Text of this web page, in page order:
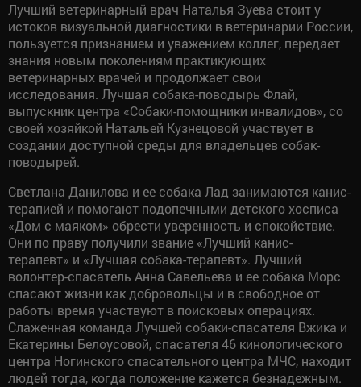
Лучший ветеринарный врач Наталья Зуева стоит у
истоков визуальной диагностики в ветеринарии России,
пользуется признанием и уважением коллег, передает
знания новым поколениям практикующих
ветеринарных врачей и продолжает свои
исследования. Лучшая собака-поводырь Флай,
выпускник центра «Собаки-помощники инвалидов», со
своей хозяйкой Натальей Кузнецовой участвует в
создании доступной среды для владельцев собак-
поводырей.
Светлана Данилова и ее собака Лад занимаются канис-
терапией и помогают подопечными детского хосписа
«Дом с маяком» обрести уверенность и спокойствие.
Они по праву получили звание «Лучший канис-
терапевт» и «Лучшая собака-терапевт». Лучший
волонтер-спасатель Анна Савельева и ее собака Морс
спасают жизни как добровольцы и в свободное от
работы время участвуют в поисковых операциях.
Слаженная команда Лучшей собаки-спасателя Вжика и
Екатерины Белоусовой, спасателя 46 кинологического
центра Ногинского спасательного центра МЧС, находит
людей тогда, когда положение кажется безнадежным.